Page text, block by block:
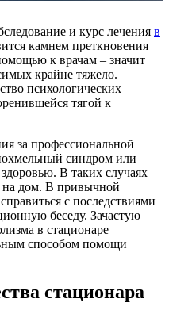
и курс лечения в
камнем преткновения
к врачам – значит
крайне тяжело.
психологических
тягой к
за профессиональной
синдром или
В таких случаях
на дом. В привычной
с последствиями
беседу. Зачастую
в стационаре
способом помощи
стационара